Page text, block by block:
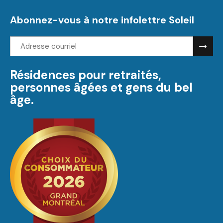
Abonnez-vous à notre infolettre Soleil
Adresse
courriel:
Résidences pour retraités,
personnes âgées et gens du bel
âge.